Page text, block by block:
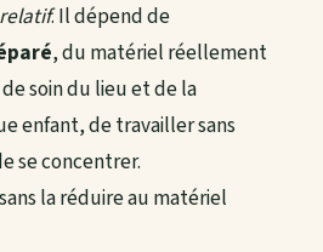
relatif. Il dépend de
, du matériel réellement
soin du lieu et de la
enfant, de travailler sans
se concentrer.
la réduire au matériel